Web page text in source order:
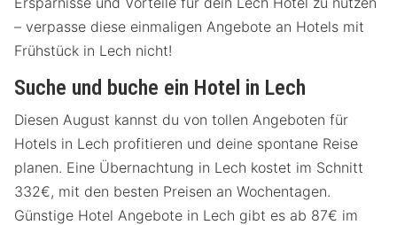
– verpasse diese einmaligen Angebote an Hotels mit
Frühstück in Lech nicht!
Suche und buche ein Hotel in Lech
Diesen August kannst du von tollen Angeboten für
Hotels in Lech profitieren und deine spontane Reise
planen. Eine Übernachtung in Lech kostet im Schnitt
332€, mit den besten Preisen an Wochentagen.
Günstige Hotel Angebote in Lech gibt es ab 87€ im